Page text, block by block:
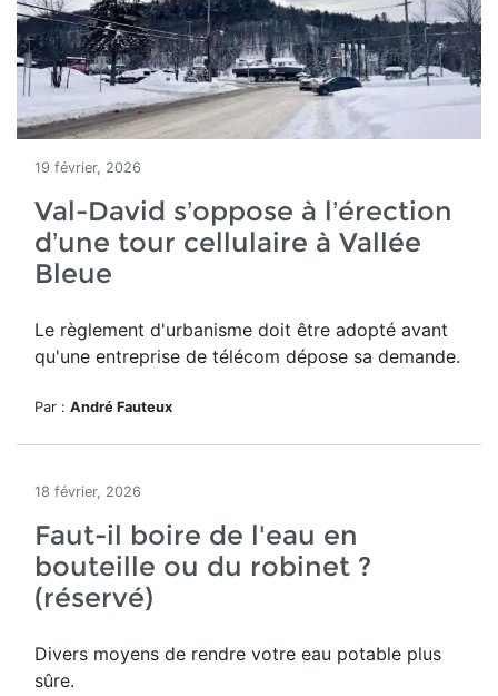
19 février, 2026
Val-David s’oppose à l’érection
d’une tour cellulaire à Vallée
Bleue
Le règlement d'urbanisme doit être adopté avant
qu'une entreprise de télécom dépose sa demande.
Par : André Fauteux
18 février, 2026
Faut-il boire de l'eau en
bouteille ou du robinet ?
(réservé)
Divers moyens de rendre votre eau potable plus
sûre.